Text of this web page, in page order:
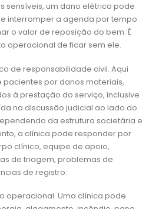
sensíveis, um dano elétrico pode
interromper a agenda por tempo
o valor de reposição do bem. É
operacional de ficar sem ele.
de responsabilidade civil. Aqui
por danos materiais,
à prestação do serviço, inclusive
na discussão judicial ao lado do
da estrutura societária e
a clínica pode responder por
clínico, equipe de apoio,
de triagem, problemas de
de registro.
operacional. Uma clínica pode